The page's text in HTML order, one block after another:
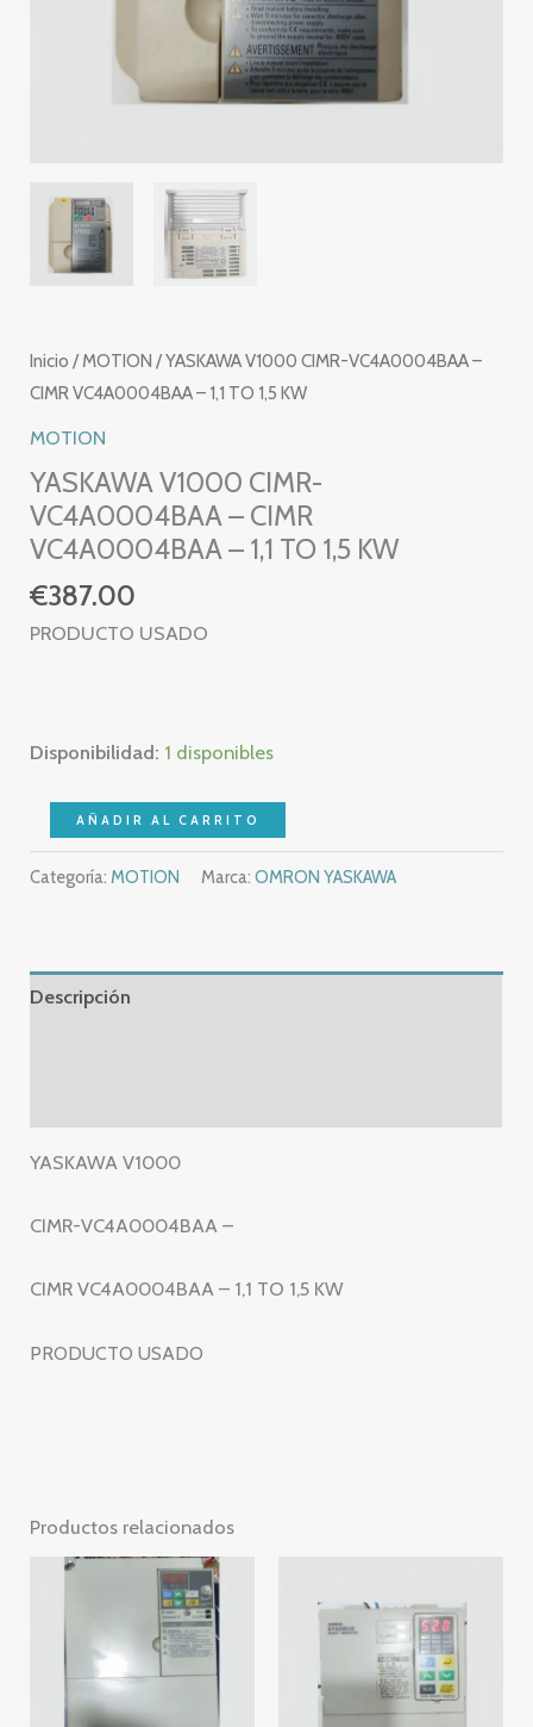
Inicio /MOTION / YASKAWA V1000 CIMR-VC4A0004BAA –
CIMR VC4A0004BAA – 1,1 TO 1,5 KW
MOTION
YASKAWA V1000 CIMR-
VC4A0004BAA – CIMR
VC4A0004BAA – 1,1 TO 1,5 KW
€387.00
PRODUCTO USADO
Disponibilidad: 1 disponibles
YASKAWA
V1000
CIMR-
CIMR
VC4A0004BAA
KW
AÑADIR AL CARRITO
Categoría:MOTION Marca:OMRON YASKAWA
Descripción
YASKAWA V1000
CIMR-VC4A0004BAA –
CIMR VC4A0004BAA – 1,1 TO 1,5 KW
PRODUCTO USADO
Productos relacionados